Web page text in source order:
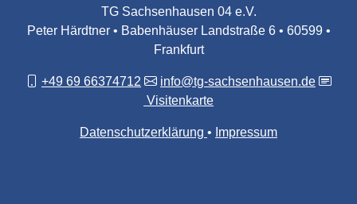
TG Sachsenhausen 04 e.V.
Peter Härdtner • Babenhäuser Landstraße 6 • 60599 •
Frankfurt
+49 69 66374712
info@tg-sachsenhausen.de
Visitenkarte
Datenschutzerklärung Impressum